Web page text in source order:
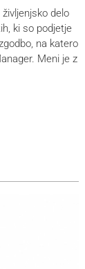
delo
ki so podjetje
na katero
Meni je z